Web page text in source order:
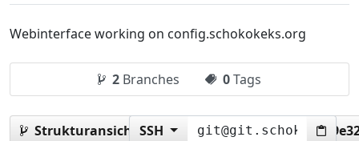
Webinterface working on config.schokokeks.org
2 Branches 0Tags
Strukturansicht:SSH